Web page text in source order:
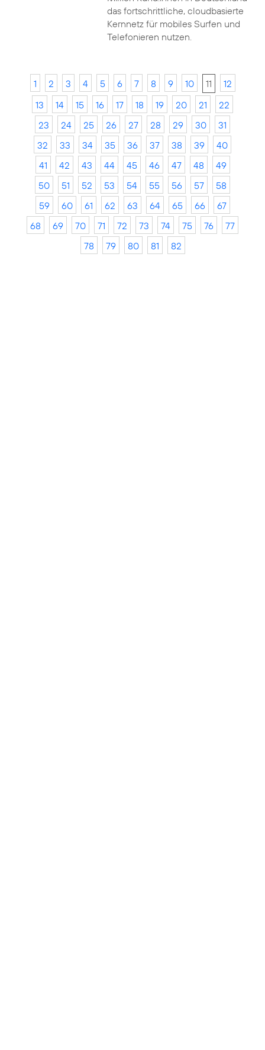
das fortschrittliche, cloudbasierte
Kernnetz für mobiles Surfen und
Telefonieren nutzen.
1 2 3 4 5 6 7 8 9 10 11
12
13
14 15 16 17 18 19 20 21
22
23
24 25 26 27 28 29 30
31
32
33 34 35 36 37 38 39
40
41
42 43 44 45 46 47 48
49
50
51 52 53 54 55 56 57
58
59
60 61 62 63 64 65 66
67
68
69 70 71 72 73 74 75 76
77
78
79 80 81 82